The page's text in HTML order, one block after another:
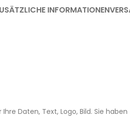
INFORMATIONEN
Daten, Text, Logo, Bild. Sie haben